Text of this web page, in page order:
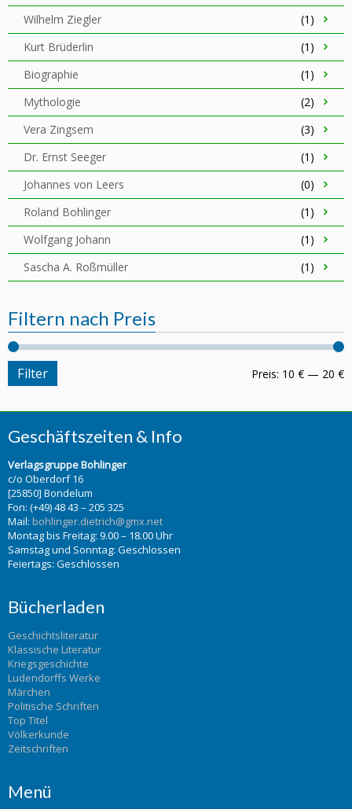
Wilhelm Ziegler
(1)
Kurt Brüderlin
(1)
Biographie
(1)
Mythologie
(2)
Vera Zingsem
(3)
Dr. Ernst Seeger
(1)
Johannes von Leers
(0)
Roland Bohlinger
(1)
Wolfgang Johann
(1)
Sascha A. Roßmüller
(1)
Filtern nach Preis
Filter Preis: 10 € — 20 €
Geschäftszeiten & Info
Verlagsgruppe Bohlinger
c/o Oberdorf 16
[25850] Bondelum
Fon: (+49) 48 43 – 205 325
Mail: bohlinger.dietrich@gmx.net
Montag bis Freitag: 9.00 – 18.00 Uhr
Samstag und Sonntag: Geschlossen
Feiertags: Geschlossen
Bücherladen
Geschichtsliteratur
Klassische Literatur
Kriegsgeschichte
Ludendorffs Werke
Märchen
Politische Schriften
Top Titel
Völkerkunde
Zeitschriften
Menü